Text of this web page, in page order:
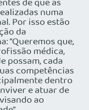
de que as
numa
Por isso estão
da
“Queremos que,
médica,
possam, cada
competências
dentro
e atuar de
ao